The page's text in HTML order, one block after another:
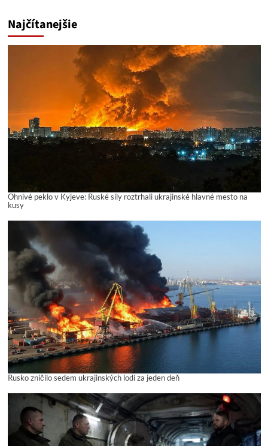
Najčítanejšie
Ohnivé peklo v Kyjeve: Ruské sily roztrhali ukrajinské hlavné mesto na
kusy
Rusko zničilo sedem ukrajinských lodí za jeden deň